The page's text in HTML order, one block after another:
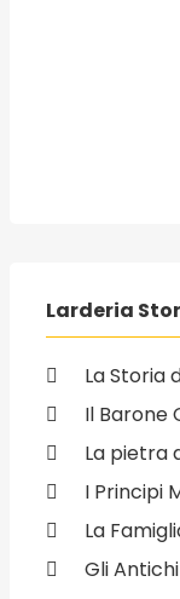
Larderia
La Storia
Il Barone
La pietra
I Principi
La
Gli